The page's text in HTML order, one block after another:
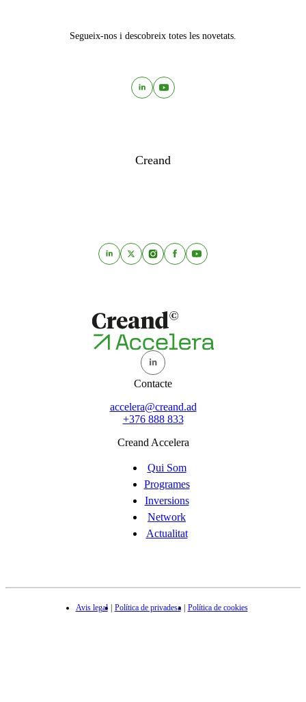
Segueix-nos i descobreix totes les novetats.
Creand
Contacte
accelera@creand.ad
+376 888 833
Creand Accelera
Qui Som
Programes
Inversions
Network
Actualitat
Avis legal Política de privadesa Política de cookies